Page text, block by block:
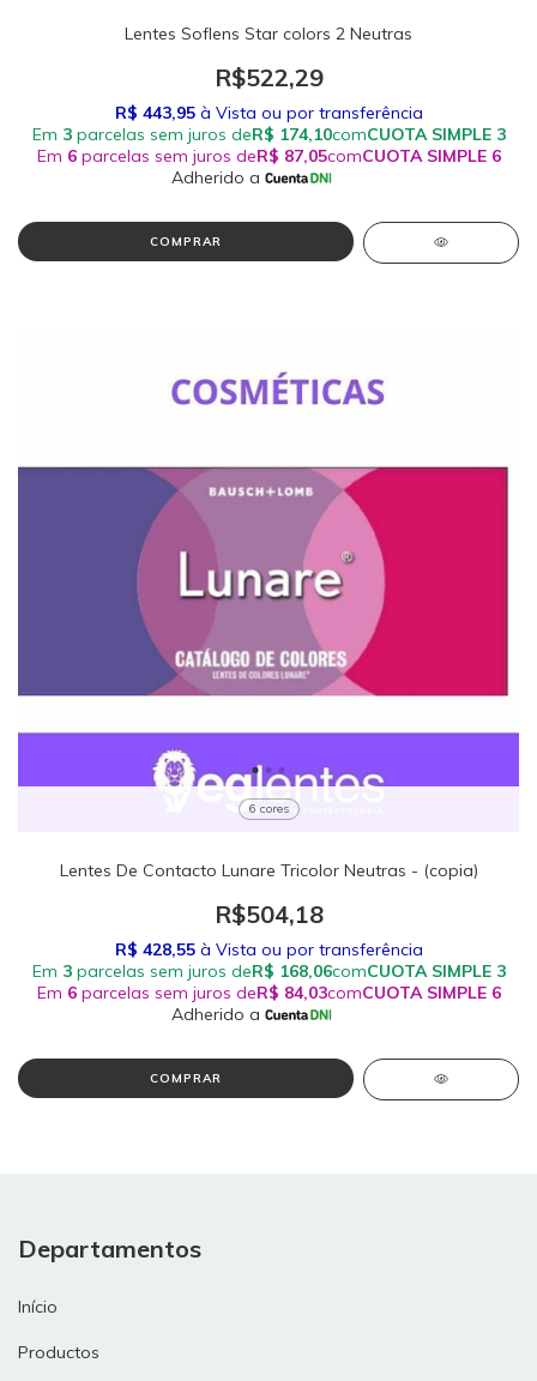
Lentes Soflens Star colors 2 Neutras
R$522,29
6 cores
Lentes De Contacto Lunare Tricolor Neutras - (copia)
R$504,18
COMPRAR
Departamentos
Início
Productos